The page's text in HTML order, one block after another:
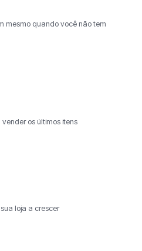
mesmo quando você não tem
os últimos itens
loja a crescer